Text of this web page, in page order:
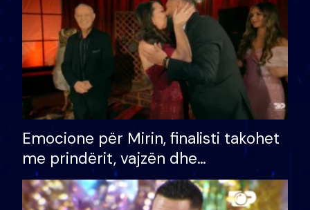
Emocione për Mirin, finalisti takohet
me prindërit, vajzën dhe
bashkëshorten: S’kemi ndonjë letër
divorci apo jo?